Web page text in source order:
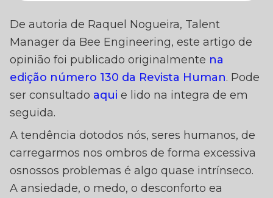
PERANTE
DE
– ARTIGO DE RAQUEL
NOGUEIRA
De autoria de Raquel Nogueira, Talent
Manager da Bee Engineering, este artigo de
opinião foi publicado originalmente na
edição número 130 da Revista Human. Pode
ser consultado aqui e lido na integra de em
seguida.
A tendência dotodos nós, seres humanos, de
carregarmos nos ombros de forma excessiva
osnossos problemas é algo quase intrínseco.
A ansiedade, o medo, o desconforto ea